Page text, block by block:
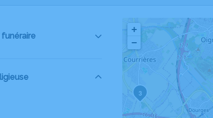
funéraire
3
+
−